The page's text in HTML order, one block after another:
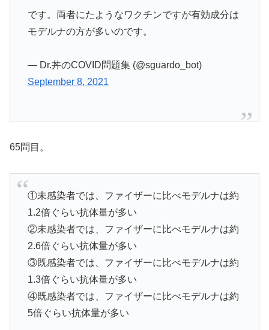
です。両者にたようなワクチンですが有効成分は
モデルナの方が多いのです。
— Dr.丼のCOVID問題集 (@sguardo_bot)
September 8, 2021
65問目。
①未感染者では、ファイザーに比べモデルナは約
1.2倍ぐらい抗体量が多い
②未感染者では、ファイザーに比べモデルナは約
2.6倍ぐらい抗体量が多い
③既感染者では、ファイザーに比べモデルナは約
1.3倍ぐらい抗体量が多い
④既感染者では、ファイザーに比べモデルナは約
5倍ぐらい抗体量が多い